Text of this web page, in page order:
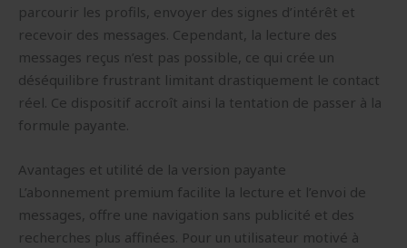
parcourir les profils, envoyer des signes d’intérêt et
recevoir des messages. Cependant, la lecture des
messages reçus n’est pas possible, ce qui crée un
déséquilibre frustrant limitant drastiquement le contact
réel. Ce dispositif accroît ainsi la tentation de passer à la
formule payante.
Avantages et utilité de la version payante
L’abonnement premium facilite la lecture et l’envoi de
messages, offre une navigation sans publicité et des
recherches plus affinées. Pour un utilisateur motivé à